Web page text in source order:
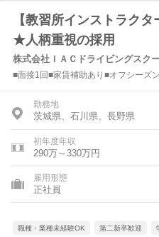
【教習所インストラク
★人柄重視の採用
株式会社ＩＡＣドライビングスク
■面接1回■家賃補助あり■オフシーズ
勤務地
茨城県、石川県、長野県
初年度年収
290万～330万円
雇用形態
正社員
職種・業種未経験OK 第二新卒歓迎